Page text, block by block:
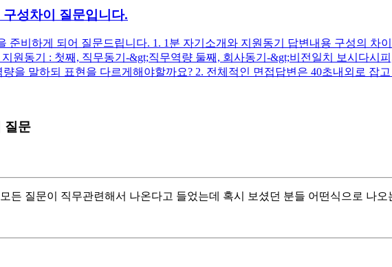
성차이 질문입니다.
준비하게 되어 질문드립니다. 1. 1분 자기소개와 지원동기 답변내용 구성의 차
원동기 : 첫째, 직무동기-&gt;직무역량 둘째, 회사동기-&gt;비전일치 보시다시
을 말하되 표현을 다르게해야할까요? 2. 전체적인 면접답변은 40초내외로 잡
질문
든 질문이 직무관련해서 나온다고 들었는데 혹시 보셨던 분들 어떤식으로 나오